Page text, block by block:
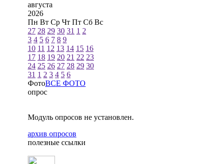
августа
2026
Пн Вт Ср Чт Пт Сб Вс
27 28 29 30 31 1 2
3 4 5 6 7 8 9
10 11 12 13 14 15 16
17 18 19 20 21 22 23
24 25 26 27 28 29 30
31 1 2 3 4 5 6
ФотоВСЕ ФОТО
опрос
Модуль опросов не установлен.
архив опросов
полезные ссылки